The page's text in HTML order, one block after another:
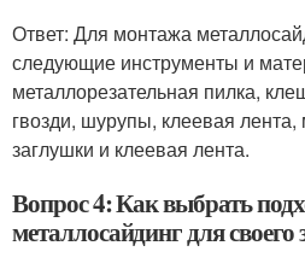
Ответ: Для монтажа
следующие инструменты и
металлорезательная пилка,
гвозди, шурупы, клеевая лента,
заглушки и клеевая лента.
Вопрос 4: Как выбрать
металлосайдинг для своего